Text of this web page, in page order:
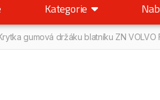
Kategorie
gumová držáku blatníku ZN VOLVO